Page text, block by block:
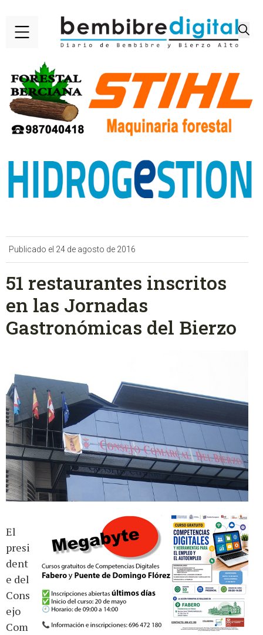
Publicado el 24 de agosto de 2016
51 restaurantes inscritos
en las Jornadas
Gastronómicas del Bierzo
El
presi
dent
e del
Cons
ejo
Com